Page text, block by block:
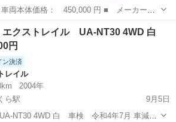
クストレイル ■ グレード名： ２０
／ＴＶ／関東仕入／禁煙車／切替式４ＷＤ
トレイル
クストレイル UA-NT30 4WD 白
円
ン決済
レイル
2004年
ら駅
9月5日
4WD 白 車検 令和4年7月 車減車